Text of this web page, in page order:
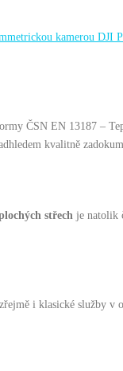
kamerou DJI
ČSN EN 13187 –
kvalitně
střech je natolik
i klasické služby v